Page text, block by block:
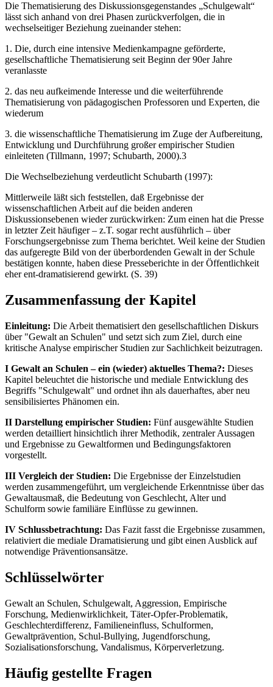
Die Thematisierung des Diskussionsgegenstandes „Schulgewalt“
lässt sich anhand von drei Phasen zurückverfolgen, die in
wechselseitiger Beziehung zueinander stehen:
1. Die, durch eine intensive Medienkampagne geförderte,
gesellschaftliche Thematisierung seit Beginn der 90er Jahre
veranlasste
2. das neu aufkeimende Interesse und die weiterführende
Thematisierung von pädagogischen Professoren und Experten, die
wiederum
3. die wissenschaftliche Thematisierung im Zuge der Aufbereitung,
Entwicklung und Durchführung großer empirischer Studien
einleiteten (Tillmann, 1997; Schubarth, 2000).3
Die Wechselbeziehung verdeutlicht Schubarth (1997):
Mittlerweile läßt sich feststellen, daß Ergebnisse der
wissenschaftlichen Arbeit auf die beiden anderen
Diskussionsebenen wieder zurückwirken: Zum einen hat die Presse
in letzter Zeit häufiger – z.T. sogar recht ausführlich – über
Forschungsergebnisse zum Thema berichtet. Weil keine der Studien
das aufgeregte Bild von der überbordenden Gewalt in der Schule
bestätigen konnte, haben diese Presseberichte in der Öffentlichkeit
eher ent-dramatisierend gewirkt. (S. 39)
Zusammenfassung der Kapitel
Einleitung: Die Arbeit thematisiert den gesellschaftlichen Diskurs
über "Gewalt an Schulen" und setzt sich zum Ziel, durch eine
kritische Analyse empirischer Studien zur Sachlichkeit beizutragen.
I Gewalt an Schulen – ein (wieder) aktuelles Thema?: Dieses
Kapitel beleuchtet die historische und mediale Entwicklung des
Begriffs "Schulgewalt" und ordnet ihn als dauerhaftes, aber neu
sensibilisiertes Phänomen ein.
II Darstellung empirischer Studien: Fünf ausgewählte Studien
werden detailliert hinsichtlich ihrer Methodik, zentraler Aussagen
und Ergebnisse zu Gewaltformen und Bedingungsfaktoren
vorgestellt.
III Vergleich der Studien: Die Ergebnisse der Einzelstudien
werden zusammengeführt, um vergleichende Erkenntnisse über das
Gewaltausmaß, die Bedeutung von Geschlecht, Alter und
Schulform sowie familiäre Einflüsse zu gewinnen.
IV Schlussbetrachtung: Das Fazit fasst die Ergebnisse zusammen,
relativiert die mediale Dramatisierung und gibt einen Ausblick auf
notwendige Präventionsansätze.
Schlüsselwörter
Gewalt an Schulen, Schulgewalt, Aggression, Empirische
Forschung, Medienwirklichkeit, Täter-Opfer-Problematik,
Geschlechterdifferenz, Familieneinfluss, Schulformen,
Gewaltprävention, Schul-Bullying, Jugendforschung,
Sozialisationsforschung, Vandalismus, Körperverletzung.
Häufig gestellte Fragen